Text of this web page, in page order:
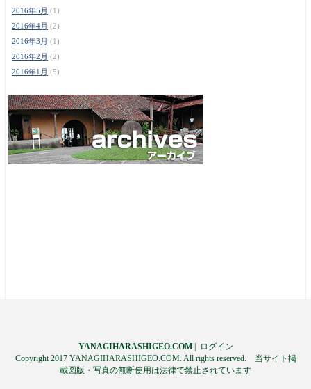
2016年5月 (1)
2016年4月 (2)
2016年3月 (1)
2016年2月 (2)
2016年1月 (5)
YANAGIHARASHIGEO.COM|
ログイン
Copyright 2017 YANAGIHARASHIGEO.COM. All rights reserved. 当サイト掲
載図版・写真の無断使用は法律で禁止されています